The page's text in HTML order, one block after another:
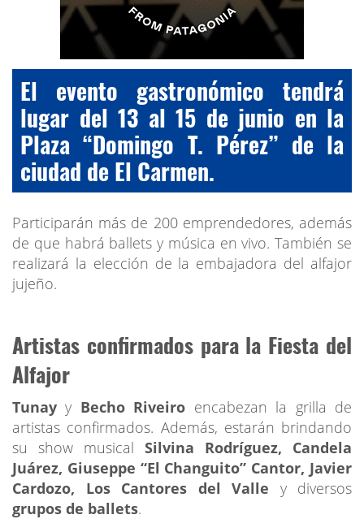
El evento gastronómico tendrá
lugar del 13 al 15 de junio en la
Plaza “Domingo T. Pérez” de la
ciudad de El Carmen.
Participarán más de 200 emprendedores, además
de que habrá ballets y música en vivo. También se
realizará la elección de la embajadora del alfajor
jujeño.
Artistas confirmados para la Fiesta del
Alfajor
Tunayy Becho Riveiro encabezan la grilla de
artistas confirmados. Además, estarán brindando
su show musical Silvina Rodríguez, Candela
Juárez, Giuseppe “El Changuito” Cantor, Javier
Cardozo, Los Cantores del Valle y diversos
grupos de ballets.